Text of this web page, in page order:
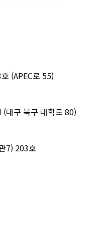
(APEC로 55)
대구 북구 대학로 80)
7) 203호